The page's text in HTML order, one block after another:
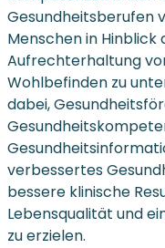
Gesundheitsberufen
Menschen in Hinblick
Aufrechterhaltung
Wohlbefinden zu
dabei,
verbessertes
bessere klinische
Lebensqualität und
zu erzielen.